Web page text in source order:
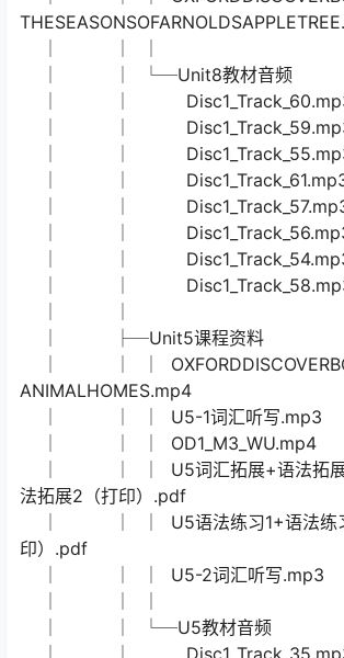
│ │
THEFARMERANDTHEHAT.mp4
│ │ Disc2_Track_21.mp3
│ │ Disc2_Track_18.mp3
│ │ Disc2_Track_20.mp3
│ │ Disc2_Track_23.mp3
│ │ Disc2_Track_19.mp3
│ │ Disc2_Track_17.mp3
│ │
│ ├─Unit8课程资料
│ │ │ U8-1词汇听写.mp3
│ │ │
│ │ │
│ │ └─Unit8教材音频
│ │ Disc1_Track_60.mp3
│ │ Disc1_Track_59.mp3
│ │
│ │ Disc1_Track_61.mp3
│ │
│ │ Disc1_Track_56.mp3
│ │ Disc1_Track_54.mp3
│ │ Disc1_Track_58.mp3
│ │
│ ├─Unit5课程资料